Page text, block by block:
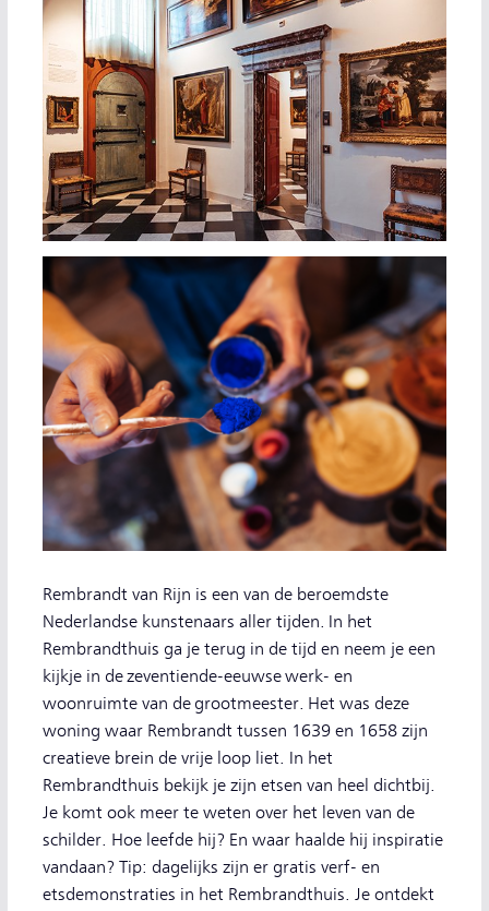
Rembrandt van Rijn is een van de beroemdste
Nederlandse kunstenaars aller tijden. In het
Rembrandthuis ga je terug in de tijd en neem je een
kijkje in de zeventiende-eeuwse werk- en
woonruimte van de grootmeester. Het was deze
woning waar Rembrandt tussen 1639 en 1658 zijn
creatieve brein de vrije loop liet. In het
Rembrandthuis bekijk je zijn etsen van heel dichtbij.
Je komt ook meer te weten over het leven van de
schilder. Hoe leefde hij? En waar haalde hij inspiratie
vandaan? Tip: dagelijks zijn er gratis verf- en
etsdemonstraties in het Rembrandthuis. Je ontdekt